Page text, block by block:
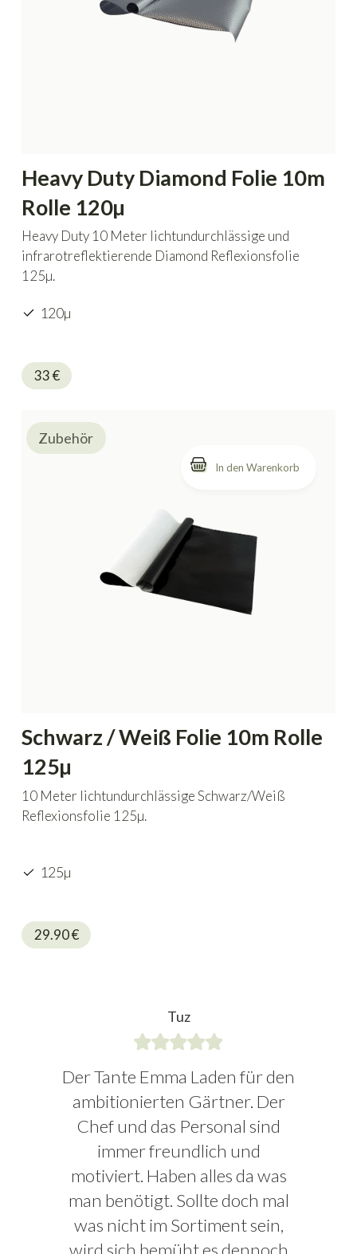
Heavy Duty Diamond Folie 10m
Rolle 120µ
Heavy Duty 10 Meter lichtundurchlässige und
infrarotreflektierende Diamond Reflexionsfolie
125µ.
120µ
33€
Schwarz / Weiß Folie 10m Rolle
125µ
10 Meter lichtundurchlässige Schwarz/Weiß
Reflexionsfolie 125µ.
125µ
29.90€
Zubehör
Tuz
Der Tante Emma Laden für den
ambitionierten Gärtner. Der
Chef und das Personal sind
immer freundlich und
motiviert. Haben alles da was
man benötigt. Sollte doch mal
was nicht im Sortiment sein,
wird sich bemüht es dennoch